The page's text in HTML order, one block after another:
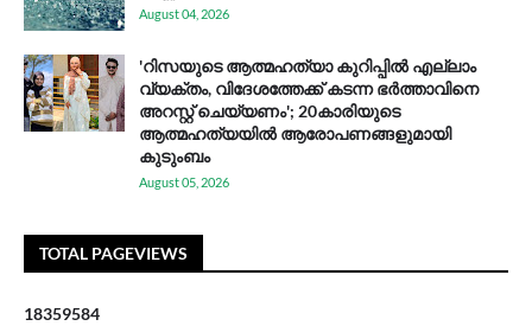
August 04, 2026
'റിസയുടെ ആത്മഹത്യാ കുറിപ്പിൽ എല്ലാം
വ്യക്തം, വിദേശത്തേക്ക് കടന്ന ഭർത്താവിനെ
അറസ്റ്റ് ചെയ്യണം'; 20കാരിയുടെ
ആത്മഹത്യയിൽ ആരോപണങ്ങളുമായി
കുടുംബം
August 05, 2026
TOTAL PAGEVIEWS
18359584